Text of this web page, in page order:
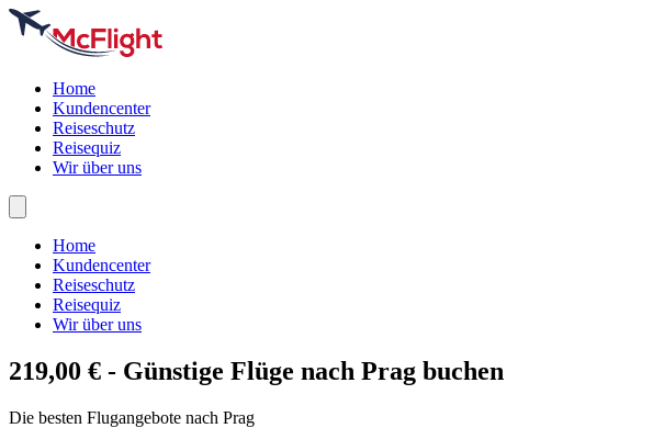
Home
Kundencenter
Reiseschutz
Reisequiz
Wir über uns
Home
Kundencenter
Reiseschutz
Reisequiz
Wir über uns
219,00 € - Günstige Flüge nach Prag buchen
Die besten Flugangebote nach Prag